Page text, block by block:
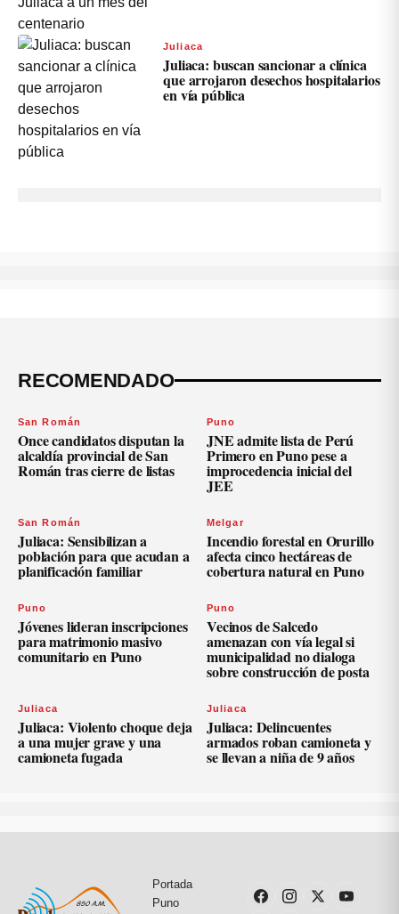
Juliaca
Juliaca: buscan sancionar a clínica
que arrojaron desechos hospitalarios
en vía pública
RECOMENDADO
San Román
Once candidatos disputan la
alcaldía provincial de San
Román tras cierre de listas
Puno
JNE admite lista de Perú
Primero en Puno pese a
improcedencia inicial del
JEE
San Román
Juliaca: Sensibilizan a
población para que acudan a
planificación familiar
Melgar
Incendio forestal en Orurillo
afecta cinco hectáreas de
cobertura natural en Puno
Puno
Jóvenes lideran inscripciones
para matrimonio masivo
comunitario en Puno
Puno
Vecinos de Salcedo
amenazan con vía legal si
municipalidad no dialoga
sobre construcción de posta
Juliaca
Juliaca: Violento choque deja
a una mujer grave y una
camioneta fugada
Juliaca
Juliaca: Delincuentes
armados roban camioneta y
se llevan a niña de 9 años
Portada
Puno